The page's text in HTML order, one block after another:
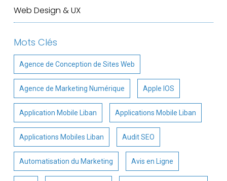
Web Design & UX
Mots Clés
Agence de Conception de Sites Web
Agence de Marketing Numérique Apple IOS
Application Mobile Liban Applications Mobile Liban
Applications Mobiles Liban Audit SEO
Automatisation du Marketing Avis en Ligne